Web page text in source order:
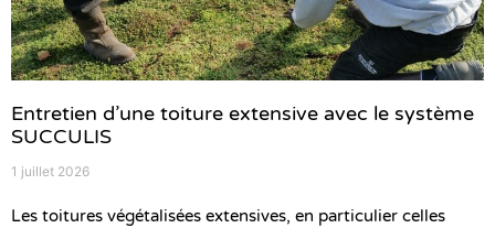
Entretien d’une toiture extensive avec le système
SUCCULIS
1 juillet 2026
Les toitures végétalisées extensives, en particulier celles